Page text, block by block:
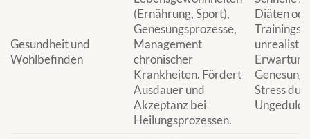
Gesundheit und
Wohlbefinden
(Ernährung, Sport),
Genesungsprozesse,
Management
chronischer
Krankheiten. Fördert
Ausdauer und
Akzeptanz bei
Heilungsprozessen.
Diäten
Stress
Ungeduld.